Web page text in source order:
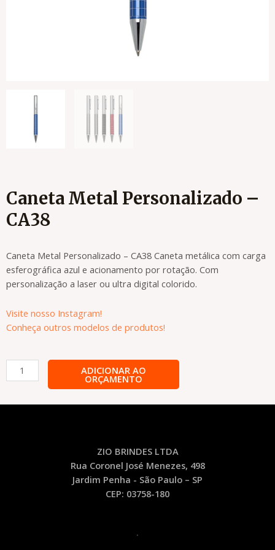
Caneta Metal Personalizado –
CA38
Caneta Metal Personalizado – CA38 Caneta metálica com carga
esferográfica azul e acionamento por rotação. Com
personalização a laser ou ultra digital colorido.
Visite nosso Instagram!
Conheça outros modelos de produtos!
Caneta
Metal
-
ADICIONAR AO
ORÇAMENTO
ZIO BRINDES LTDA
Rua Coronel José Menezes, 498
Jardim Penha - São Paulo – SP
CEP: 03758-180
.